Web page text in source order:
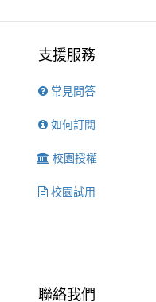
支援服務
常見問答
如何訂閱
校園授權
校園試用
聯絡我們